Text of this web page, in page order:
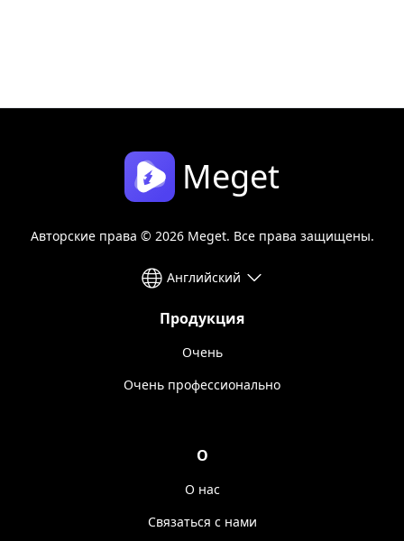
Meget
Авторские права © 2026 Meget. Все права защищены.
Английский
Продукция
Очень
Очень профессионально
О
О нас
Связаться с нами